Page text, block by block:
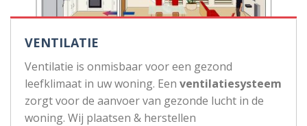
VENTILATIE
Ventilatie is onmisbaar voor een gezond
leefklimaat in uw woning. Een ventilatiesysteem
zorgt voor de aanvoer van gezonde lucht in de
woning. Wij plaatsen & herstellen